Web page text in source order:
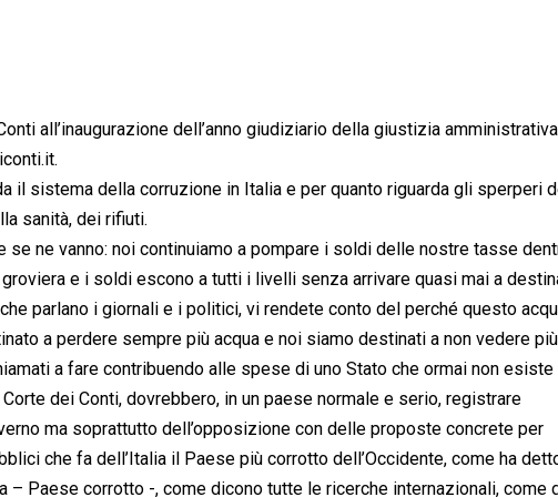
all’inaugurazione dell’anno giudiziario della giustizia
il sistema della corruzione in Italia e per quanto riguarda gli sperperi
sanità, dei rifiuti.
se ne vanno: noi continuiamo a pompare i soldi delle nostre tasse
e i soldi escono a tutti i livelli senza arrivare quasi mai a
parlano i giornali e i politici, vi rendete conto del perché questo
a perdere sempre più acqua e noi siamo destinati a non vedere
a fare contribuendo alle spese di uno Stato che ormai non esiste
dei Conti, dovrebbero, in un paese normale e serio, registrare
ma soprattutto dell’opposizione con delle proposte concrete per
che fa dell’Italia il Paese più corrotto dell’Occidente, come ha
– Paese corrotto -, come dicono tutte le ricerche internazionali, come